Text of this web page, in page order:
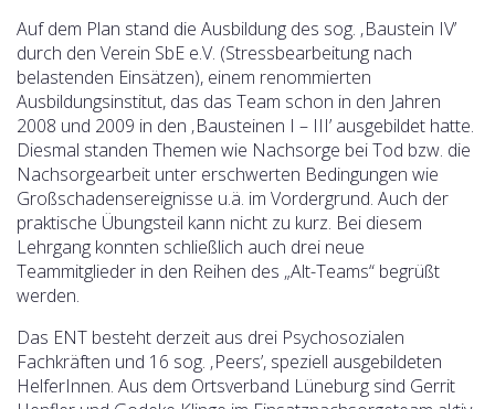
Auf dem Plan stand die Ausbildung des sog. ‚Baustein IV’
durch den Verein SbE e.V. (Stressbearbeitung nach
belastenden Einsätzen), einem renommierten
Ausbildungsinstitut, das das Team schon in den Jahren
2008 und 2009 in den ‚Bausteinen I – III’ ausgebildet hatte.
Diesmal standen Themen wie Nachsorge bei Tod bzw. die
Nachsorgearbeit unter erschwerten Bedingungen wie
Großschadensereignisse u.ä. im Vordergrund. Auch der
praktische Übungsteil kann nicht zu kurz. Bei diesem
Lehrgang konnten schließlich auch drei neue
Teammitglieder in den Reihen des „Alt-Teams“ begrüßt
werden.
Das ENT besteht derzeit aus drei Psychosozialen
Fachkräften und 16 sog. ‚Peers’, speziell ausgebildeten
HelferInnen. Aus dem Ortsverband Lüneburg sind Gerrit